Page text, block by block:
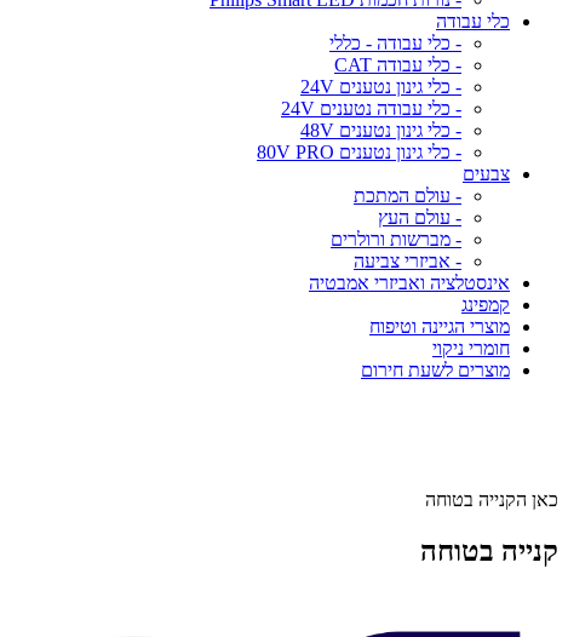
כלי עבודה
- כלי עבודה - כללי
- כלי עבודה CAT
- כלי גינון נטענים 24V
- כלי עבודה נטענים 24V
- כלי גינון נטענים 48V
- כלי גינון נטענים 80V PRO
צבעים
- עולם המתכת
- עולם העץ
- מברשות ורולרים
- אביזרי צביעה
אינסטלציה ואביזרי אמבטיה
קמפינג
מוצרי הגיינה וטיפוח
חומרי ניקוי
מוצרים לשעת חירום
כאן הקנייה בטוחה
קנייה בטוחה